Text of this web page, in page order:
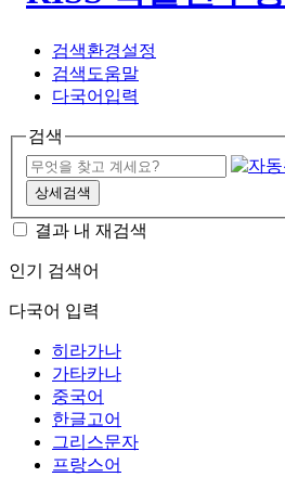
검색환경설정
검색도움말
다국어입력
검색
상세검색
결과 내 재검색
인기 검색어
다국어 입력
히라가나
가타카나
중국어
한글고어
그리스문자
프랑스어